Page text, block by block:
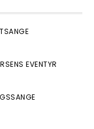
EVENTYR